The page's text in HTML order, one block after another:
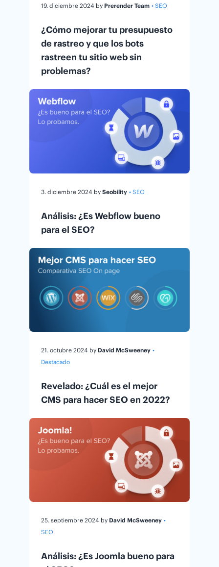
19. diciembre 2024 by Prerender Team • SEO
¿Cómo mejorar tu presupuesto
de rastreo y que los bots
rastreen tu sitio web sin
problemas?
3. diciembre 2024 by Seobility • SEO
Análisis: ¿Es Webflow bueno
para el SEO?
21. octubre 2024 by David McSweeney •
Destacado
Revelado: ¿Cuál es el mejor
CMS para hacer SEO en 2022?
25. septiembre 2024 by David McSweeney •
SEO
Análisis: ¿Es Joomla bueno para